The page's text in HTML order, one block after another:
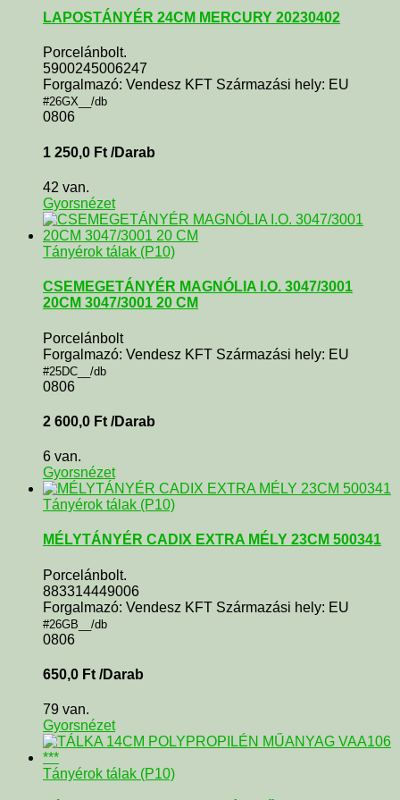
LAPOSTÁNYÉR 24CM MERCURY 20230402
Porcelánbolt.
5900245006247
Forgalmazó: Vendesz KFT Származási hely: EU
#26GX__/db
0806
1 250,0 Ft /Darab
42 van.
Gyorsnézet
Tányérok tálak (P10)
CSEMEGETÁNYÉR MAGNÓLIA I.O. 3047/3001
20CM 3047/3001 20 CM
Porcelánbolt
Forgalmazó: Vendesz KFT Származási hely: EU
#25DC__/db
0806
2 600,0 Ft /Darab
6 van.
Gyorsnézet
Tányérok tálak (P10)
MÉLYTÁNYÉR CADIX EXTRA MÉLY 23CM 500341
Porcelánbolt.
883314449006
Forgalmazó: Vendesz KFT Származási hely: EU
#26GB__/db
0806
650,0 Ft /Darab
79 van.
Gyorsnézet
Tányérok tálak (P10)